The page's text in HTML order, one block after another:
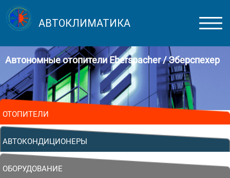
АВТОКЛИМАТИКА
Автономные отопители Eberspacher / Эберспехер
ОТОПИТЕЛИ
АВТОКОНДИЦИОНЕРЫ
ОБОРУДОВАНИЕ